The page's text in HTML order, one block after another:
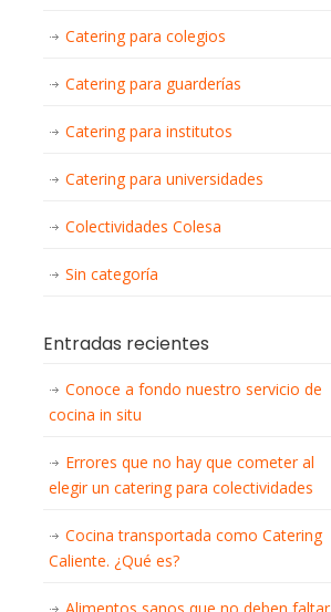
Catering para colegios
Catering para guarderías
Catering para institutos
Catering para universidades
Colectividades Colesa
Sin categoría
Entradas recientes
Conoce a fondo nuestro servicio de
cocina in situ
Errores que no hay que cometer al
elegir un catering para colectividades
Cocina transportada como Catering
Caliente. ¿Qué es?